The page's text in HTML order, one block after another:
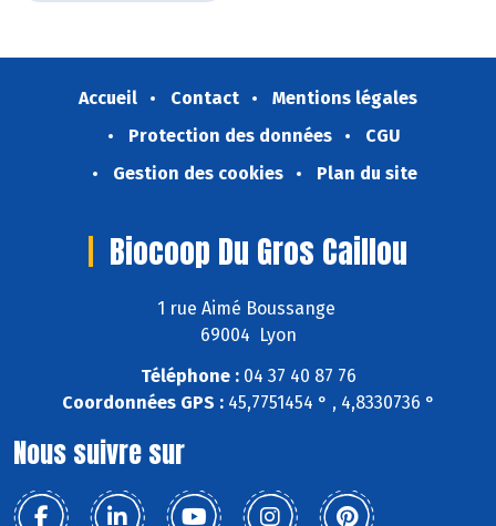
Accueil Contact
Mentions légales
Protection des données
CGU
Gestion des cookies
Plan du site
Biocoop Du Gros Caillou
1 rue Aimé Boussange
69004 Lyon
Téléphone :04 37 40 87 76
Coordonnées GPS :45,7751454 ° , 4,8330736 °
Nous suivre sur